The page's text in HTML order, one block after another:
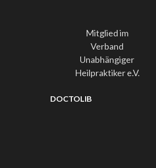
Mitglied im
Verband
Unabhängiger
Heilpraktiker e.V.
DOCTOLIB